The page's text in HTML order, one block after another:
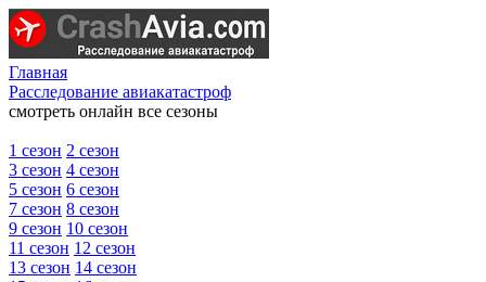
Главная
Расследование авиакатастроф
смотреть онлайн все сезоны
1 сезон 2 сезон
3 сезон 4 сезон
5 сезон 6 сезон
7 сезон 8 сезон
9 сезон 10 сезон
11 сезон 12 сезон
13 сезон 14 сезон